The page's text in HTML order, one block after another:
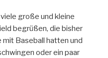
große und kleine
begrüßen, die bisher
Baseball hatten und
oder ein paar